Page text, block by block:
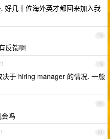
好几十位海外英才都回来加入我
18
反馈啊
19
决于 hiring manager 的情况. 一般
20
吗
21